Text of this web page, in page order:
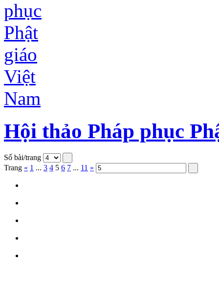
Hội thảo Pháp phục
Số bài/trang
Trang « 1 ... 3 4 5 6 7 ... 11 »